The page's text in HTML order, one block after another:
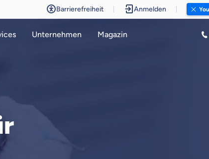
Barrierefreiheit Anmelden
Unternehmen Magazin